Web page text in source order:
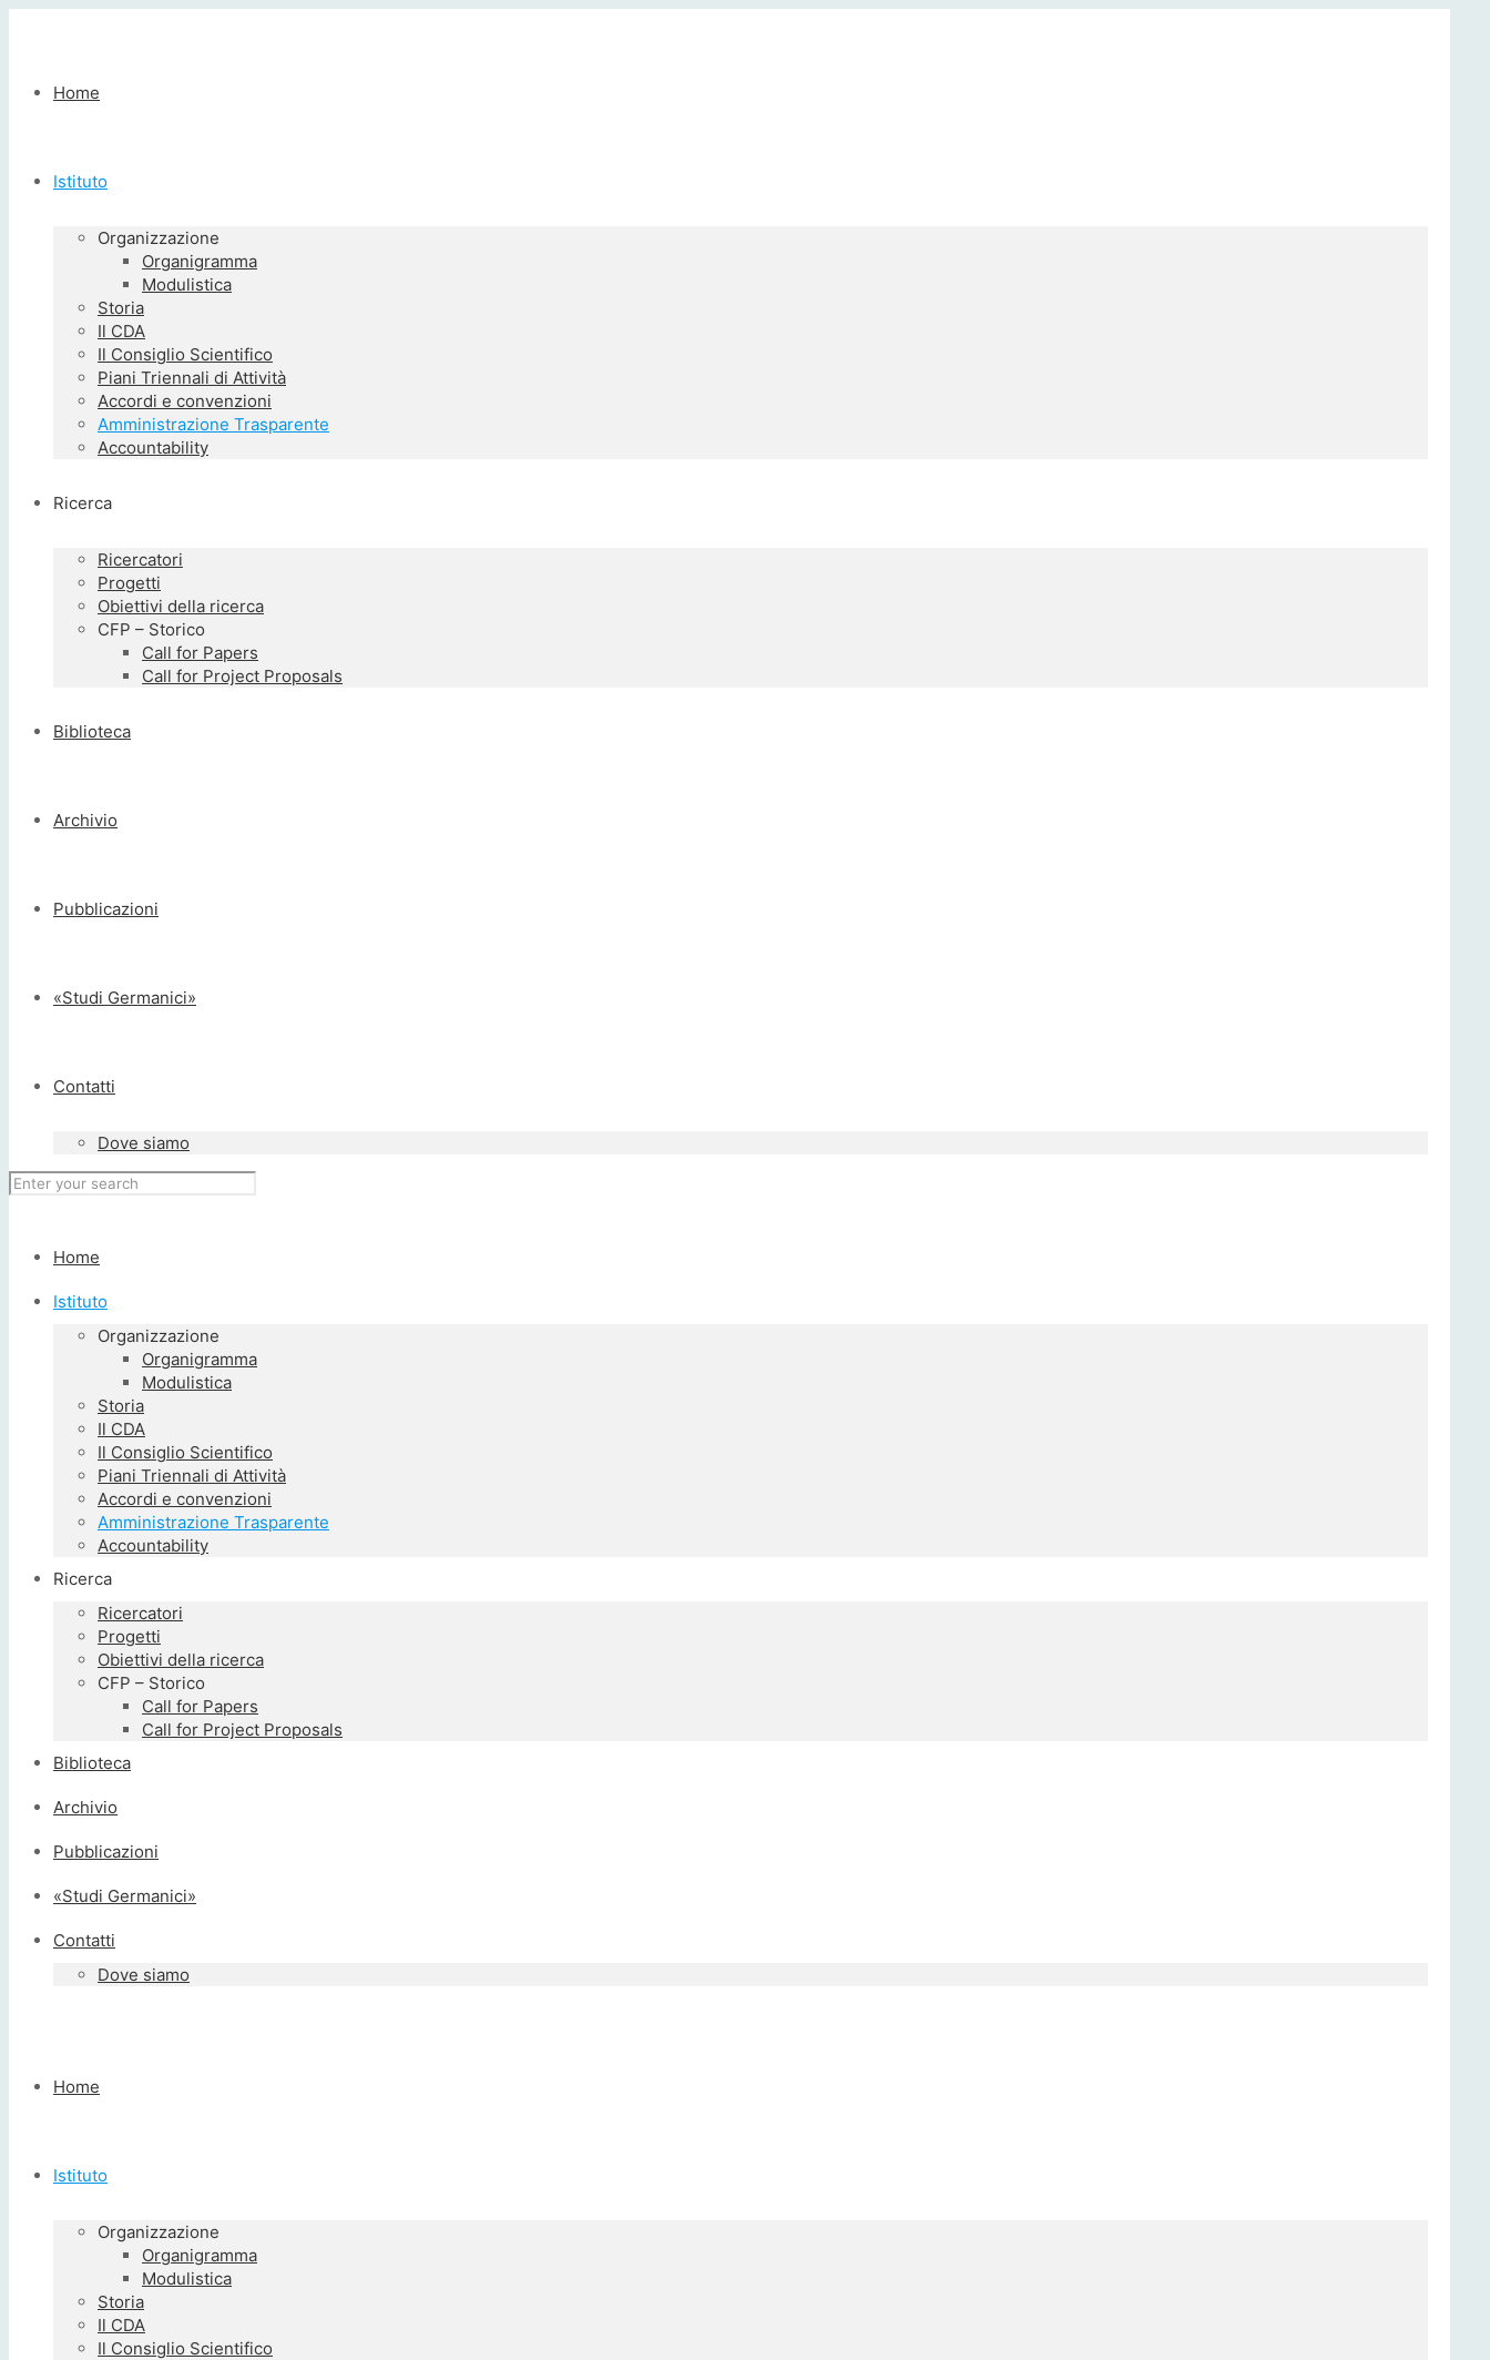
Home
Istituto
Organizzazione
Organigramma
Modulistica
Storia
Il CDA
Il Consiglio Scientifico
Piani Triennali di Attività
Accordi e convenzioni
Amministrazione Trasparente
Accountability
Ricerca
Ricercatori
Progetti
Obiettivi della ricerca
CFP – Storico
Call for Papers
Call for Project Proposals
Biblioteca
Archivio
Pubblicazioni
«Studi Germanici»
Contatti
Dove siamo
Home
Istituto
Organizzazione
Organigramma
Modulistica
Storia
Il CDA
Il Consiglio Scientifico
Piani Triennali di Attività
Accordi e convenzioni
Amministrazione Trasparente
Accountability
Ricerca
Ricercatori
Progetti
Obiettivi della ricerca
CFP – Storico
Call for Papers
Call for Project Proposals
Biblioteca
Archivio
Pubblicazioni
«Studi Germanici»
Contatti
Dove siamo
Home
Istituto
Organizzazione
Organigramma
Modulistica
Storia
Il CDA
Il Consiglio Scientifico